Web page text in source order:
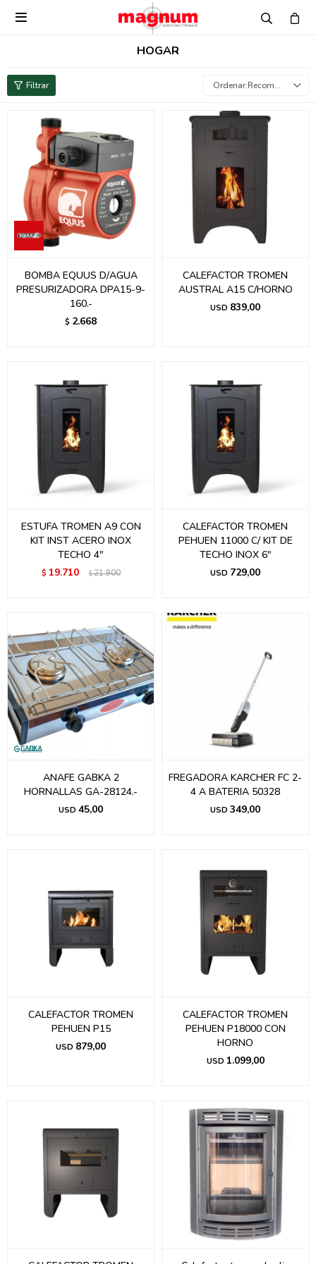

HOGAR
Recomendados
BOMBA EQUUS D/AGUA
PRESURIZADORA DPA15-9-
160.-
$ 2.668
CALEFACTOR TROMEN
AUSTRAL A15 C/HORNO
USD 839,00
ESTUFA TROMEN A9 CON
KIT INST ACERO INOX
TECHO 4"
$ 19.710 $21.900
CALEFACTOR TROMEN
PEHUEN 11000 C/ KIT DE
TECHO INOX 6"
USD 729,00
ANAFE GABKA 2
HORNALLAS GA-28124.-
USD 45,00
FREGADORA KARCHER FC 2-
4 A BATERIA 50328
USD 349,00
CALEFACTOR TROMEN
PEHUEN P15
USD 879,00
CALEFACTOR TROMEN
PEHUEN P18000 CON
HORNO
USD 1.099,00